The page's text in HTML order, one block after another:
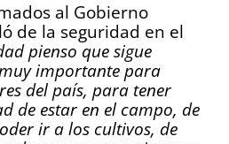
al Gobierno
de la seguridad en el
pienso que sigue
importante para
del país, para tener
de estar en el campo, de
ir a los cultivos, de